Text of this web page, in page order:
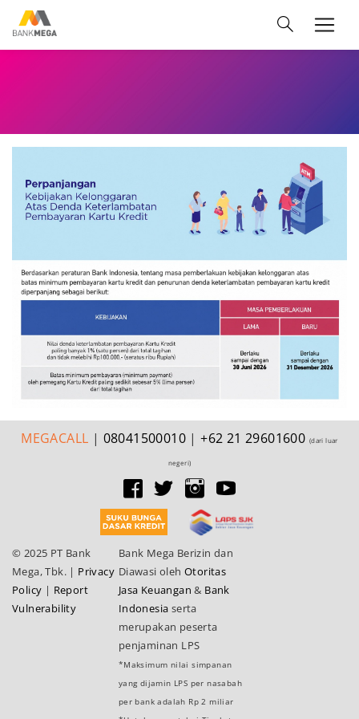
MEGACALL | 08041500010 |+62 21 29601600 (dari luar
negeri)
© 2025 PT Bank
Mega, Tbk. | Privacy
Policy | Report
Vulnerability
Bank Mega Berizin dan
Diawasi oleh Otoritas
Jasa Keuangan & Bank
Indonesia serta
merupakan peserta
penjaminan LPS
*Maksimum nilai simpanan
yang dijamin LPS per nasabah
per bank adalah Rp 2 miliar